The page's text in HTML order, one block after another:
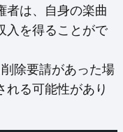
者は、自身の楽曲
入を得ることがで
除要請があった場
れる可能性があり